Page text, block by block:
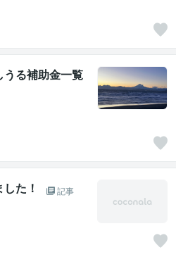
る補助金一覧
た！
記事